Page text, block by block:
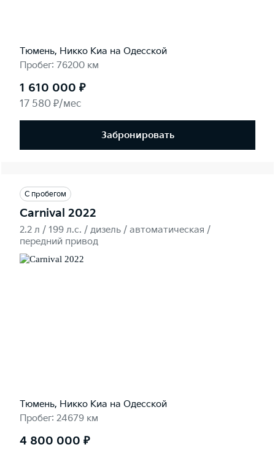
Тюмень, Никко Kиа на Одесской
Пробег: 76200 км
1 610 000 ₽
17 580 ₽/мес
Забронировать
С пробегом
Carnival 2022
2.2 л / 199 л.c. / дизель / автоматическая /
передний привод
Тюмень, Никко Kиа на Одесской
Пробег: 24679 км
4 800 000 ₽